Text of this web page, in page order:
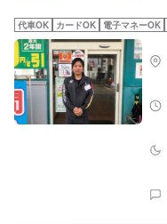
代車OK カードOK 電子マネーOK